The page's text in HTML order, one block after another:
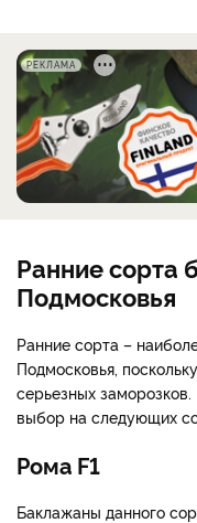
РЕКЛАМА
Ранние сорта
Подмосковья
Ранние сорта –
Подмосковья,
серьезных
выбор на следующих
Рома F1
Баклажаны данного